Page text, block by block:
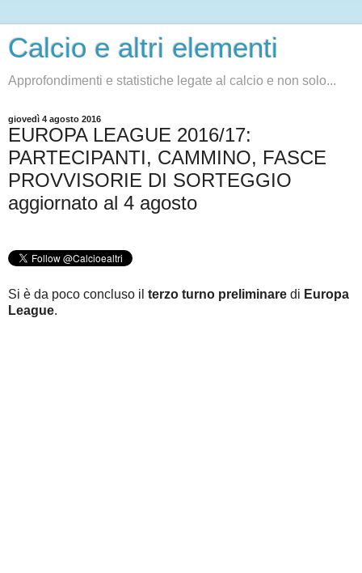
Calcio e altri elementi
Approfondimenti e statistiche legate al calcio e non solo...
giovedì 4 agosto 2016
EUROPA LEAGUE 2016/17:
PARTECIPANTI, CAMMINO, FASCE
PROVVISORIE DI SORTEGGIO
aggiornato al 4 agosto
Si è da poco concluso il terzo turno preliminare di Europa
League.